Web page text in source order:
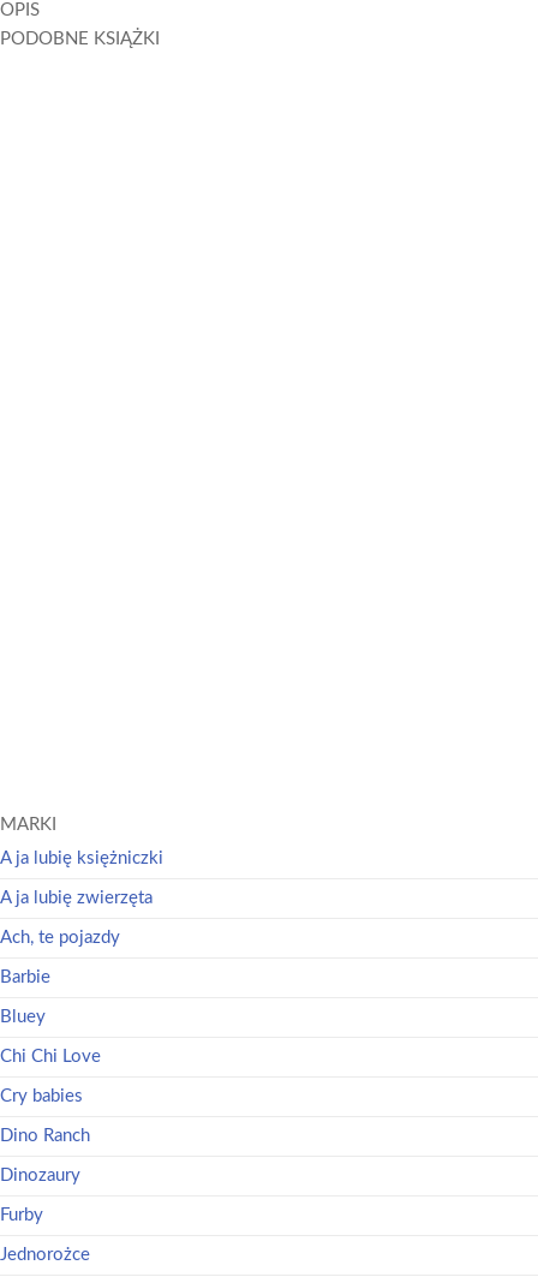
OPIS
PODOBNE KSIĄŻKI
MARKI
A ja lubię księżniczki
A ja lubię zwierzęta
Ach, te pojazdy
Barbie
Bluey
Chi Chi Love
Cry babies
Dino Ranch
Dinozaury
Furby
Jednorożce